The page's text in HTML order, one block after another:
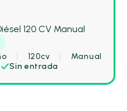
120 CV Manual
120cv
Manual
Sin entrada